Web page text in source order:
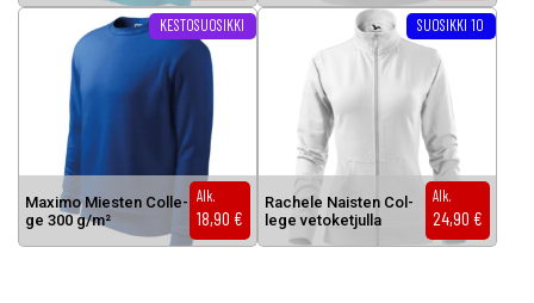
Ma­xi­mo Mies­ten Col­le­
ge 300 g/m²
Alk.
18,90 €
KESTOSUOSIKKI
Tällä tuotteella on useampi muunnelma. Voit tehdä valinnat
Rac­he­le Nais­ten Col­
le­ge ve­to­ket­jul­la
Alk.
24,90 €
SUOSIKKI 10
Tällä tuotteella on useampi